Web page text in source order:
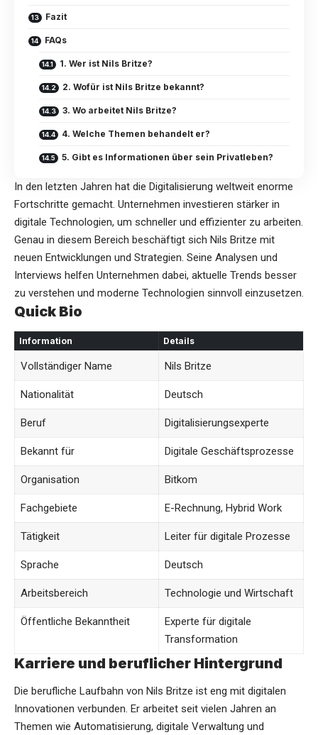
Fazit
FAQs
1. Wer ist Nils Britze?
2. Wofür ist Nils Britze bekannt?
3. Wo arbeitet Nils Britze?
4. Welche Themen behandelt er?
5. Gibt es Informationen über sein Privatleben?
In den letzten Jahren hat die Digitalisierung weltweit enorme
Fortschritte gemacht. Unternehmen investieren stärker in
digitale Technologien, um schneller und effizienter zu arbeiten.
Genau in diesem Bereich beschäftigt sich Nils Britze mit
neuen Entwicklungen und Strategien. Seine Analysen und
Interviews helfen Unternehmen dabei, aktuelle Trends besser
zu verstehen und moderne Technologien sinnvoll einzusetzen.
Quick Bio
Information Details
Vollständiger Name Nils Britze
Nationalität Deutsch
Beruf Digitalisierungsexperte
Bekannt für Digitale Geschäftsprozesse
Organisation Bitkom
Fachgebiete E-Rechnung, Hybrid Work
Tätigkeit Leiter für digitale Prozesse
Sprache Deutsch
Arbeitsbereich Technologie und Wirtschaft
Öffentliche Bekanntheit
Experte für digitale
Transformation
Karriere und beruflicher Hintergrund
Die berufliche Laufbahn von Nils Britze ist eng mit digitalen
Innovationen verbunden. Er arbeitet seit vielen Jahren an
Themen wie Automatisierung, digitale Verwaltung und